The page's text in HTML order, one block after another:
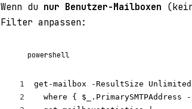
Wenn du nur Benutzer-Mailboxen
Filter anpassen:
powershell
1 get-mailbox -ResultSize Unlimited
2
  where {
$_ .PrimarySMTPAddress